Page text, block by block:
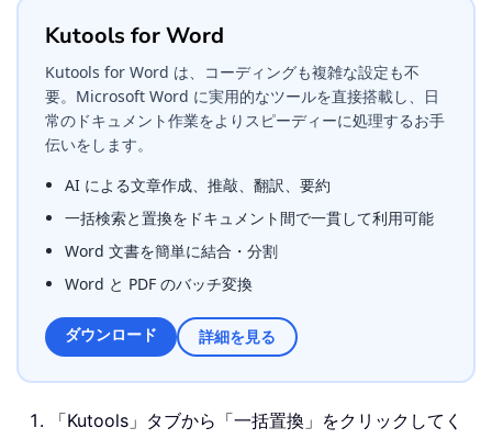
Kutools for Word
Kutools for Word は、コーディングも複雑な設定も不
要。Microsoft Word に実用的なツールを直接搭載し、日
常のドキュメント作業をよりスピーディーに処理するお手
伝いをします。
AI による文章作成、推敲、翻訳、要約
一括検索と置換をドキュメント間で一貫して利用可能
Word 文書を簡単に結合・分割
Word と PDF のバッチ変換
ダウンロード 詳細を見る
「Kutools」タブから「一括置換」をクリックしてく